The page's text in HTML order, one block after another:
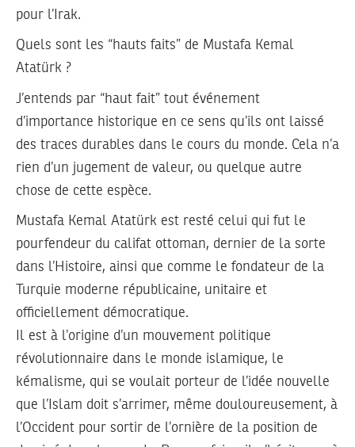
pour l’Irak.
Quels sont les “hauts faits” de Mustafa Kemal
Atatürk ?
J’entends par “haut fait” tout événement
d’importance historique en ce sens qu’ils ont laissé
des traces durables dans le cours du monde. Cela n’a
rien d’un jugement de valeur, ou quelque autre
chose de cette espèce.
Mustafa Kemal Atatürk est resté celui qui fut le
pourfendeur du califat ottoman, dernier de la sorte
dans l’Histoire, ainsi que comme le fondateur de la
Turquie moderne républicaine, unitaire et
officiellement démocratique.
Il est à l’origine d’un mouvement politique
révolutionnaire dans le monde islamique, le
kémalisme, qui se voulait porteur de l’idée nouvelle
que l’Islam doit s’arrimer, même douloureusement, à
l’Occident pour sortir de l’ornière de la position de